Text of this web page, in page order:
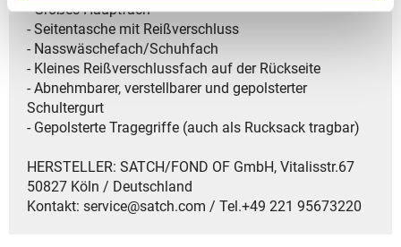
- Großes Hauptfach
- Seitentasche mit Reißverschluss
- Nasswäschefach/Schuhfach
- Kleines Reißverschlussfach auf der Rückseite
- Abnehmbarer, verstellbarer und gepolsterter
Schultergurt
- Gepolsterte Tragegriffe (auch als Rucksack tragbar)
HERSTELLER: SATCH/FOND OF GmbH, Vitalisstr.67
50827 Köln / Deutschland
Kontakt: service@satch.com / Tel.+49 221 95673220